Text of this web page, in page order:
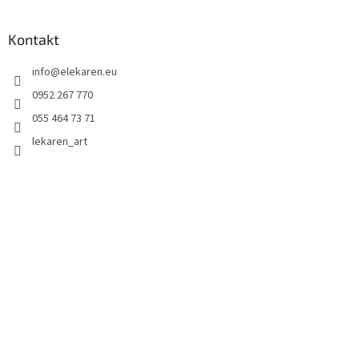
Kontakt
info@elekaren.eu
0952 267 770
055 464 73 71
lekaren_art